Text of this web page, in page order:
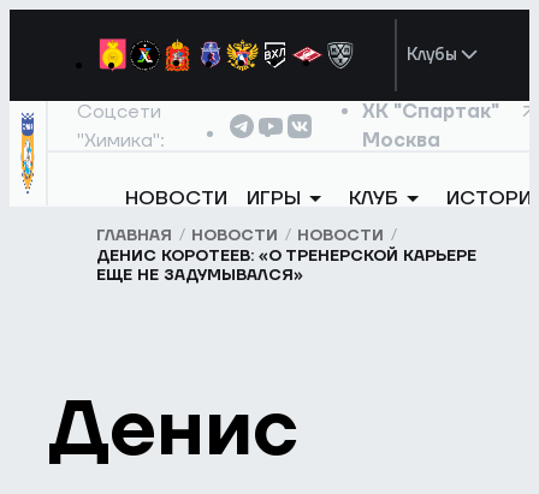
Клубы
Соцсети
"Химика":
ХК "Спартак"
Москва
НОВОСТИ ИГРЫ КЛУБ
ГЛАВНАЯ НОВОСТИ
НОВОСТИ
ДЕНИС КОРОТЕЕВ: «О ТРЕНЕРСКОЙ КАРЬЕРЕ
ЕЩЕ НЕ ЗАДУМЫВАЛСЯ»
Денис